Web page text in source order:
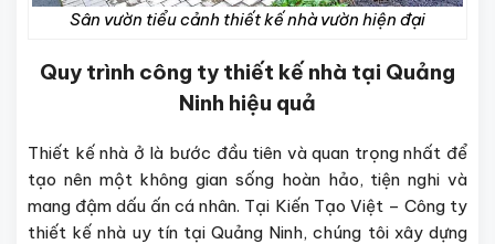
Sân vườn tiểu cảnh thiết kế nhà vườn hiện đại
Quy trình công ty thiết kế nhà tại Quảng
Ninh hiệu quả
Thiết kế nhà ở là bước đầu tiên và quan trọng nhất để
tạo nên một không gian sống hoàn hảo, tiện nghi và
mang đậm dấu ấn cá nhân. Tại Kiến Tạo Việt – Công ty
thiết kế nhà uy tín tại Quảng Ninh, chúng tôi xây dựng